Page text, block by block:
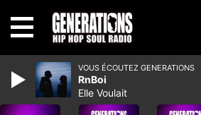
VOUS ÉCOUTEZ GENERATIONS
RnBoi
Elle Voulait